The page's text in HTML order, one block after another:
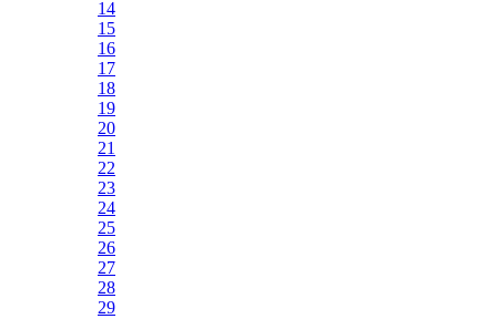
14
15
16
17
18
19
20
21
22
23
24
25
26
27
28
29